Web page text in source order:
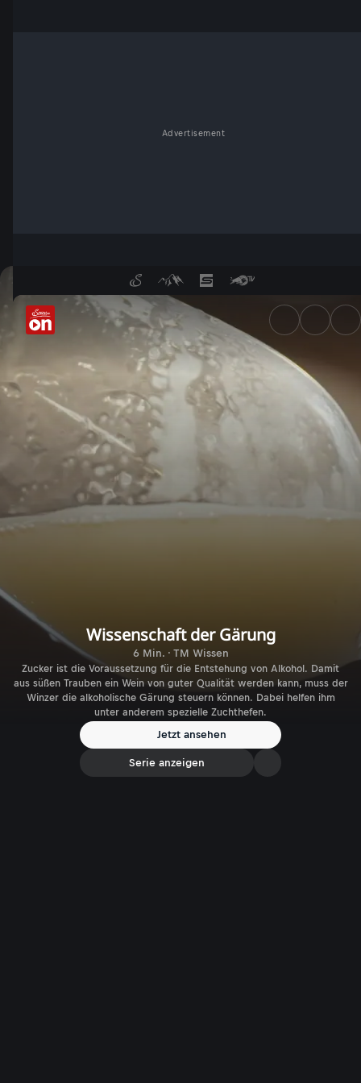
Advertisement
Was passiert bei der
Wissenschaft der Gärung
6 Min. · TM Wissen
Zucker ist die Voraussetzung für die Entstehung von Alkohol. Damit
aus süßen Trauben ein Wein von guter Qualität werden kann, muss der
Winzer die alkoholische Gärung steuern können. Dabei helfen ihm
unter anderem spezielle Zuchthefen.
Jetzt ansehen
Serie anzeigen